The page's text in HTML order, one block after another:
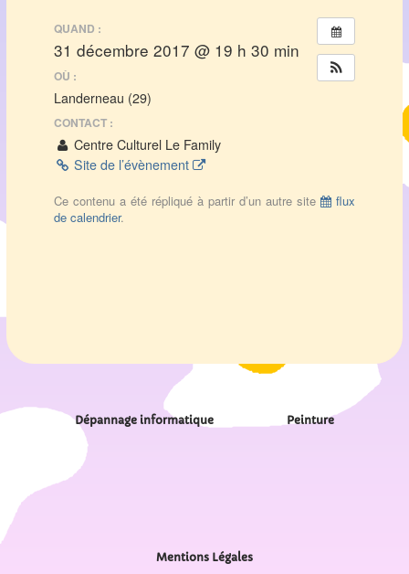
QUAND :
31 décembre 2017 @ 19 h 30 min
OÙ :
Landerneau (29)
CONTACT :
Centre Culturel Le Family
Site de l’évènement
Ce contenu a été répliqué à partir d’un autre site
flux
de calendrier.
Dépannage informatique Peinture
Mentions Légales